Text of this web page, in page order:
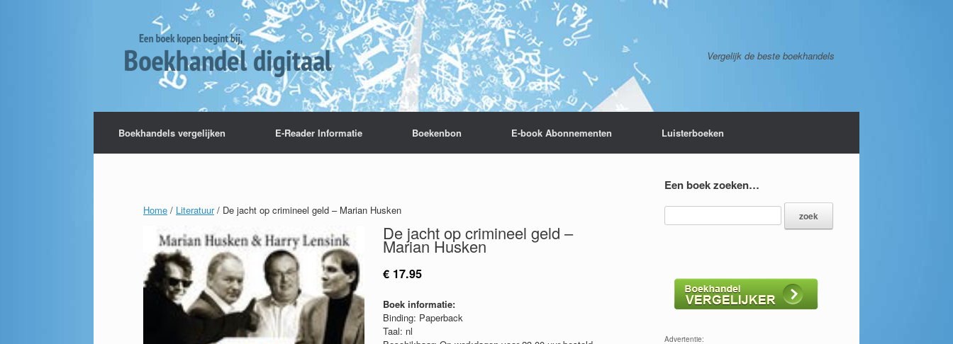
Vergelijk de beste boekhandels
Boekhandels vergelijken E-Reader Informatie Boekenbon E-book Abonnementen Luisterboeken
Home / Literatuur/ De jacht op crimineel geld – Marian Husken
De jacht op crimineel geld –
Marian Husken
€ 17.95
Boek informatie:
Binding: Paperback
Taal: nl
Een boek zoeken…
Advertentie: